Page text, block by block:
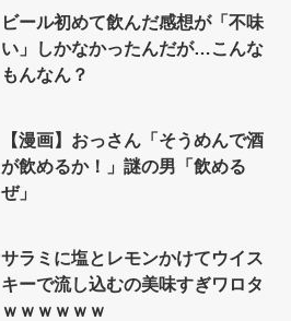
ビール初めて飲んだ感想が「不味
い」しかなかったんだが…こんな
もんなん？
【漫画】おっさん「そうめんで酒
が飲めるか！」謎の男「飲める
ぜ」
サラミに塩とレモンかけてウイス
キーで流し込むの美味すぎワロタ
ｗｗｗｗｗｗ